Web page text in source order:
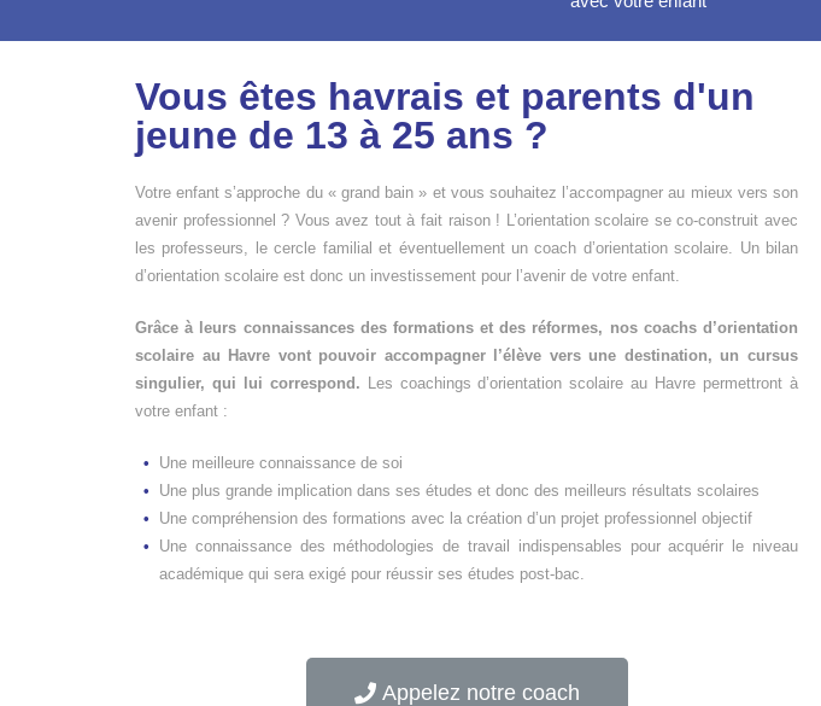
Vous êtes havrais et parents d'un
jeune de 13 à 25 ans ?
Votre enfant s’approche du « grand bain » et vous souhaitez l’accompagner au mieux vers son
avenir professionnel ? Vous avez tout à fait raison ! L’orientation scolaire se co-construit avec
les professeurs, le cercle familial et éventuellement un coach d’orientation scolaire. Un bilan
d’orientation scolaire est donc un investissement pour l’avenir de votre enfant.
Grâce à leurs connaissances des formations et des réformes, nos coachs d’orientation
scolaire au Havre vont pouvoir accompagner l’élève vers une destination, un cursus
singulier, qui lui correspond. Les coachings d’orientation scolaire au Havre permettront à
votre enfant :
Une meilleure connaissance de soi
Une plus grande implication dans ses études et donc des meilleurs résultats scolaires
Une compréhension des formations avec la création d’un projet professionnel objectif
Une connaissance des méthodologies de travail indispensables pour acquérir le niveau
académique qui sera exigé pour réussir ses études post-bac.
Appelez notre coach